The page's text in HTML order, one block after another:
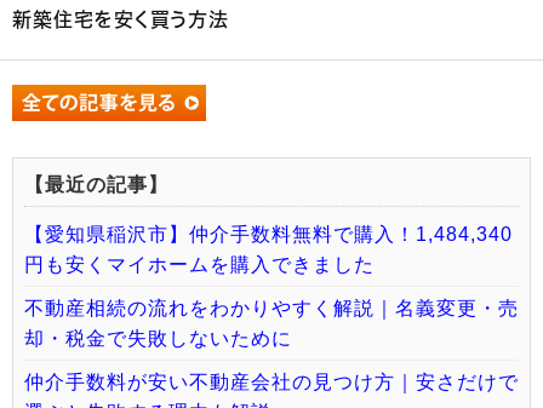
新築住宅を安く買う方法
【最近の記事】
【愛知県稲沢市】仲介手数料無料で購入！1,484,340
円も安くマイホームを購入できました
不動産相続の流れをわかりやすく解説｜名義変更・売
却・税金で失敗しないために
仲介手数料が安い不動産会社の見つけ方｜安さだけで